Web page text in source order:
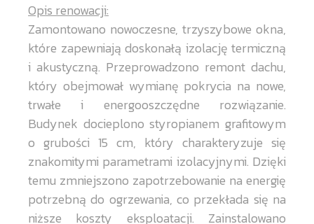
Opis renowacji:
Zamontowano nowoczesne, trzyszybowe okna,
które zapewniają doskonałą izolację termiczną
i akustyczną. Przeprowadzono remont dachu,
który obejmował wymianę pokrycia na nowe,
trwałe i energooszczędne rozwiązanie.
Budynek docieplono styropianem grafitowym
o grubości 15 cm, który charakteryzuje się
znakomitymi parametrami izolacyjnymi. Dzięki
temu zmniejszono zapotrzebowanie na energię
potrzebną do ogrzewania, co przekłada się na
niższe koszty eksploatacji. Zainstalowano